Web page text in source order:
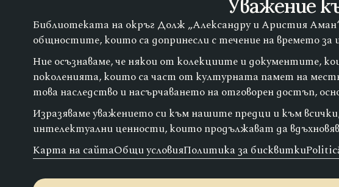
Уважение
Библиотеката на окръг Долж „Александру и Аристия
общностите, които са допринесли с течение на времето
Ние осъзнаваме, че някои от колекциите и документите,
поколенията, които са част от културната памет на
това наследство и насърчаването на отговорен достъп,
Изразяваме уважението си към нашите предци и към
интелектуални ценности, които продължават да
Карта на сайтаОбщи условияПолитика за бисквитки